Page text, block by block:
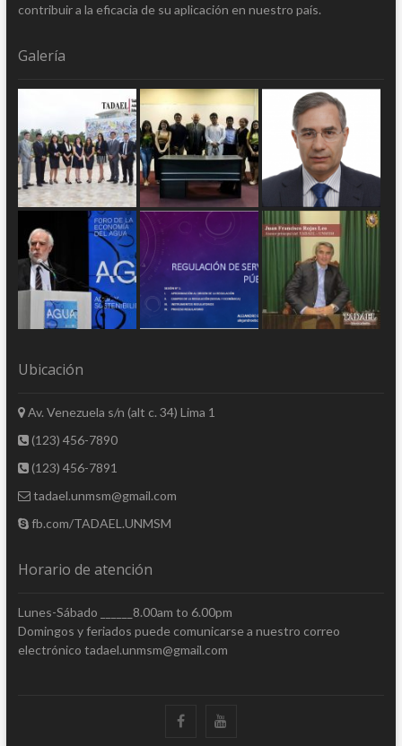
contribuir a la eficacia de su aplicación en nuestro país.
Galería
Ubicación
Av. Venezuela s/n (alt c. 34) Lima 1
(123) 456-7890
(123) 456-7891
tadael.unmsm@gmail.com
fb.com/TADAEL.UNMSM
Horario de atención
Lunes-Sábado ______8.00am to 6.00pm
Domingos y feriados puede comunicarse a nuestro correo
electrónico tadael.unmsm@gmail.com
facebook